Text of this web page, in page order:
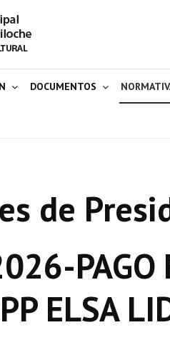
DOCUMENTOS
de
PAGO
ELSA